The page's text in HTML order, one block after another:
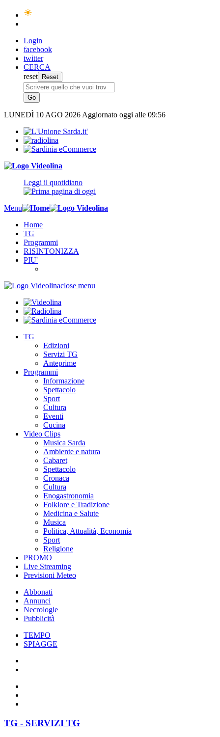
Login
facebook
twitter
CERCA
reset
LUNEDÌ 10 AGO 2026 Aggiornato oggi alle 09:56
Leggi il quotidiano
Menu
Home
TG
Programmi
RISINTONIZZA
PIU'
close menu
TG
Edizioni
Servizi TG
Anteprime
Programmi
Informazione
Spettacolo
Sport
Cultura
Eventi
Cucina
Video Clips
Musica Sarda
Ambiente e natura
Cabaret
Spettacolo
Cronaca
Cultura
Enogastronomia
Folklore e Tradizione
Medicina e Salute
Musica
Politica, Attualità, Economia
Sport
Religione
PROMO
Live Streaming
Previsioni Meteo
Abbonati
Annunci
Necrologie
Pubblicità
TEMPO
SPIAGGE
TG - SERVIZI TG